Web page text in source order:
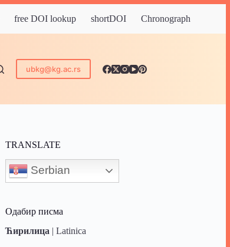
free DOI lookup shortDOI Chronograph
ubkg@kg.ac.rs
TRANSLATE
Serbian
Одабир писма
Ћирилица |Latinica